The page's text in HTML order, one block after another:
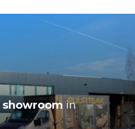
showroom in